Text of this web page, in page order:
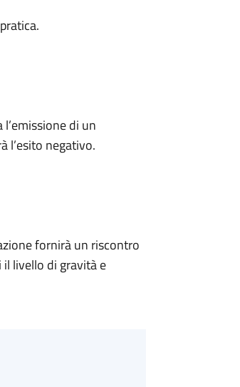
di un
l’esito negativo.
fornirà un riscontro
livello di gravità e